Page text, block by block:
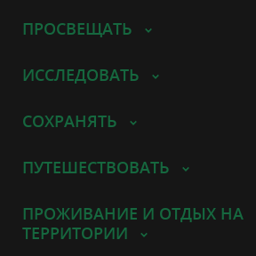
ПРОСВЕЩАТЬ
ИССЛЕДОВАТЬ
СОХРАНЯТЬ
ПУТЕШЕСТВОВАТЬ
ПРОЖИВАНИЕ И ОТДЫХ НА
ТЕРРИТОРИИ